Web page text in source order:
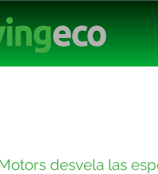
desvela las